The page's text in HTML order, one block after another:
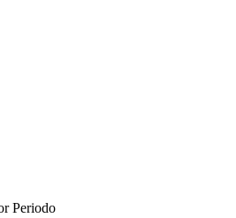
Periodo